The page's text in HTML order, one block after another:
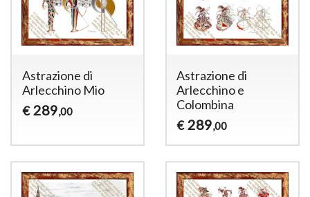
Astrazione di
Arlecchino Mio
€ 289,00
Astrazione di
Arlecchino e
Colombina
€ 289,00